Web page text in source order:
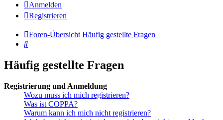
Anmelden
Registrieren
Foren-Übersicht Häufig gestellte Fragen
Suche
Häufig gestellte Fragen
Registrierung und Anmeldung
Wozu muss ich mich registrieren?
Was ist COPPA?
Warum kann ich mich nicht registrieren?